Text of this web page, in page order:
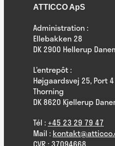
ATTICCO ApS
Administration :
Ellebakken 28
DK 2900 Hellerup
L’entrepôt :
Højgaardsvej 25, Port 4
Thorning
DK 8620 Kjellerup
Tél : +45 23 29 79 47
Mail :